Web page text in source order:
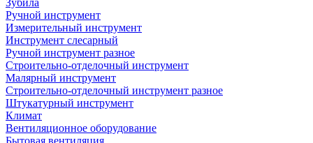
Зубила
Ручной инструмент
Измерительный инструмент
Инструмент слесарный
Ручной инструмент разное
Строительно-отделочный инструмент
Малярный инструмент
Строительно-отделочный инструмент разное
Штукатурный инструмент
Климат
Вентиляционное оборудование
Бытовая вентиляция